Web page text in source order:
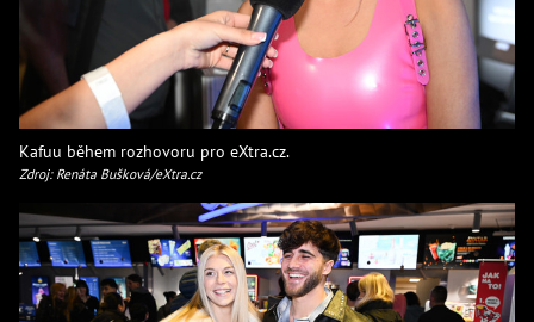
Kafuu během rozhovoru pro eXtra.cz.
Zdroj: Renáta Bušková/eXtra.cz